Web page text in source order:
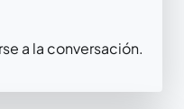
a la conversación.